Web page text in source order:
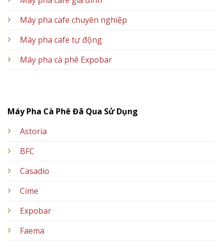
Máy pha cafe chuyên nghiệp
Máy pha cafe tự động
Máy pha cà phê Expobar
Máy Pha Cà Phê Đã Qua Sử Dụng
Astoria
BFC
Casadio
Cime
Expobar
Faema